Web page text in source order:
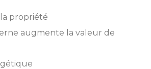
propriété
augmente la valeur de